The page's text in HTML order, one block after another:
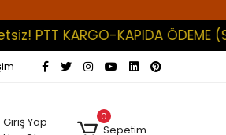
KARGO-KAPIDA ÖDEME
Giriş Yap
0
Sepetim